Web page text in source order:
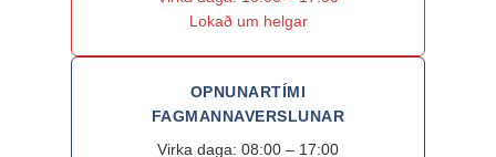
Lokað um helgar
OPNUNARTÍMI
FAGMANNAVERSLUNAR
Virka daga: 08:00 – 17:00